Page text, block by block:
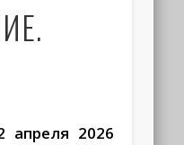
апреля 2026